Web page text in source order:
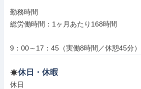
勤務時間
総労働時間：1ヶ月あたり168時間
9：00～17：45（実働8時間／休憩45分）
休日・休暇
休日